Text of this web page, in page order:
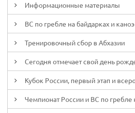
Информационные материалы
ВС по гребле на байдарках и
Тренировочный сбор в Абхазии
Сегодня отмечает свой день
Кубок России, первый этап и
Чемпионат России и ВС по гребле